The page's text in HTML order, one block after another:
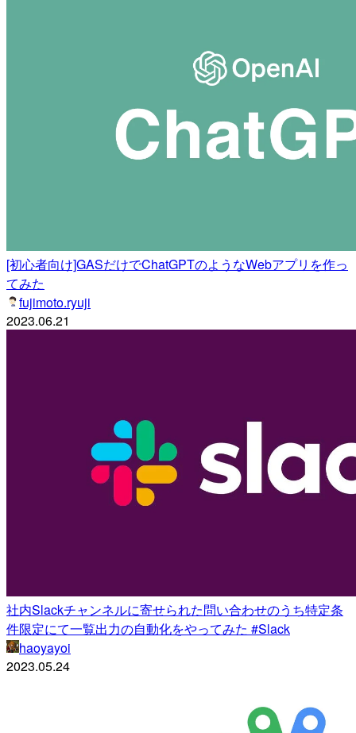
[初心者向け]GASだけでChatGPTのようなWebアプリを作っ
てみた
fujimoto.ryuji
2023.06.21
社内Slackチャンネルに寄せられた問い合わせのうち特定条
件限定にて一覧出力の自動化をやってみた #Slack
haoyayoi
2023.05.24